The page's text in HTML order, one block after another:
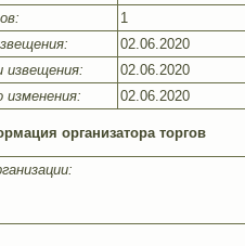
1
02.06.2020
извещения:
02.06.2020
изменения:
02.06.2020
организатора торгов